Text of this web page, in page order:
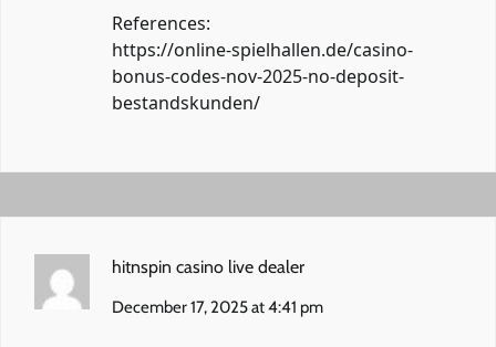
References:
https://online-spielhallen.de/casino-
bonus-codes-nov-2025-no-deposit-
bestandskunden/
hitnspin casino live dealer
December 17, 2025 at 4:41 pm